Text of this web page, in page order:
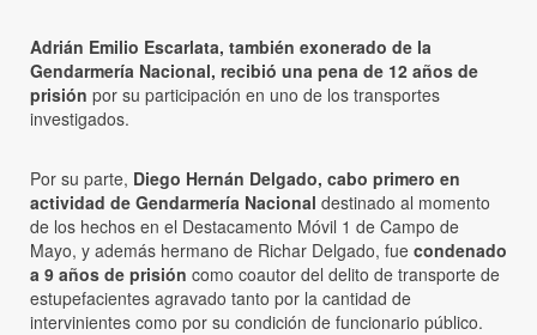
Adrián Emilio Escarlata, también exonerado de la
Gendarmería Nacional, recibió una pena de 12 años de
prisión por su participación en uno de los transportes
investigados.
Por su parte, Diego Hernán Delgado, cabo primero en
actividad de Gendarmería Nacional destinado al momento
de los hechos en el Destacamento Móvil 1 de Campo de
Mayo, y además hermano de Richar Delgado, fue condenado
a 9 años de prisión como coautor del delito de transporte de
estupefacientes agravado tanto por la cantidad de
intervinientes como por su condición de funcionario público.